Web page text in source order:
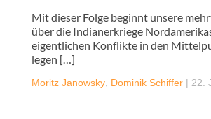
Mit dieser Folge beginnt unsere
über die Indianerkriege
eigentlichen Konflikte in den
legen […]
Moritz Janowsky Dominik Schiffer | 22.